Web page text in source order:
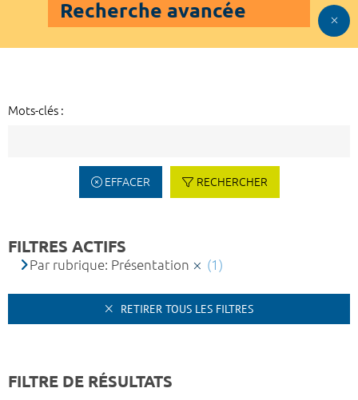
Recherche avancée
Mots-clés :
EFFACER RECHERCHER
FILTRES ACTIFS
Par rubrique: Présentation (1)
RETIRER TOUS LES FILTRES
FILTRE DE RÉSULTATS